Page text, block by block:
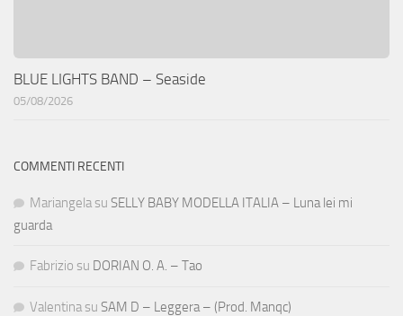
BLUE LIGHTS BAND – Seaside
05/08/2026
COMMENTI RECENTI
Mariangela su SELLY BABY MODELLA ITALIA – Luna lei mi
guarda
Fabrizio su DORIAN O. A. – Tao
Valentina su SAM D – Leggera – (Prod. Manqc)